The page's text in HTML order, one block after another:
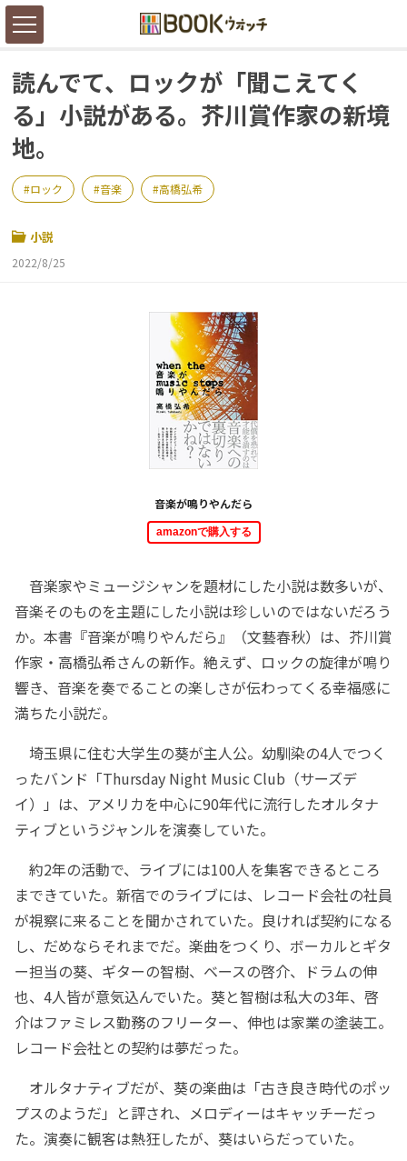
読んでて、ロックが「聞こえてく
る」小説がある。芥川賞作家の新境
地。
ロック 音楽 高橋弘希
小説
2022/8/25
音楽が鳴りやんだら
amazonで購入する
音楽家やミュージシャンを題材にした小説は数多いが、
音楽そのものを主題にした小説は珍しいのではないだろう
か。本書『音楽が鳴りやんだら』（文藝春秋）は、芥川賞
作家・高橋弘希さんの新作。絶えず、ロックの旋律が鳴り
響き、音楽を奏でることの楽しさが伝わってくる幸福感に
満ちた小説だ。
埼玉県に住む大学生の葵が主人公。幼馴染の4人でつく
ったバンド「Thursday Night Music Club（サーズデ
イ）」は、アメリカを中心に90年代に流行したオルタナ
ティブというジャンルを演奏していた。
約2年の活動で、ライブには100人を集客できるところ
まできていた。新宿でのライブには、レコード会社の社員
が視察に来ることを聞かされていた。良ければ契約になる
し、だめならそれまでだ。楽曲をつくり、ボーカルとギタ
ー担当の葵、ギターの智樹、ベースの啓介、ドラムの伸
也、4人皆が意気込んでいた。葵と智樹は私大の3年、啓
介はファミレス勤務のフリーター、伸也は家業の塗装工。
レコード会社との契約は夢だった。
オルタナティブだが、葵の楽曲は「古き良き時代のポッ
プスのようだ」と評され、メロディーはキャッチーだっ
た。演奏に観客は熱狂したが、葵はいらだっていた。